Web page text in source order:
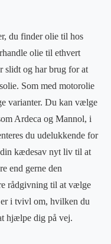
du finder olie til hos
olie til ethvert
slidt og har brug for at
Som med motorolie
varianter. Du kan vælge
Ardeca og Mannol, i
du udelukkende for
kædesav nyt liv til at
end gerne den
rådgivning til at vælge
i tvivl om, hvilken du
hjælpe dig på vej.